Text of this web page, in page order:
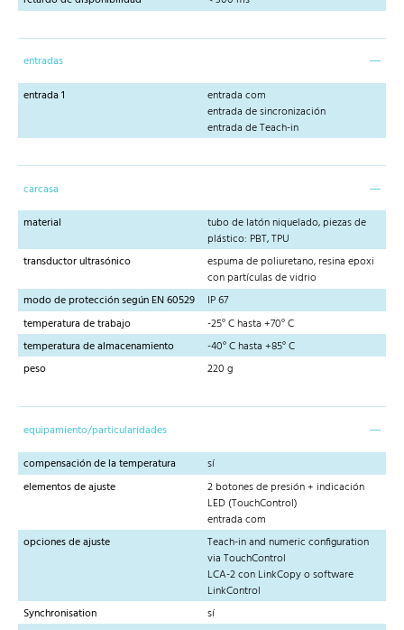
entradas
entrada 1
entrada com
entrada de sincronización
entrada de Teach-in
carcasa
material
tubo de latón niquelado, piezas de
plástico: PBT, TPU
transductor ultrasónico
espuma de poliuretano, resina epoxi
con partículas de vidrio
modo de protección según EN 60529
IP 67
temperatura de trabajo
-25° C hasta +70° C
temperatura de almacenamiento
-40° C hasta +85° C
peso
220 g
equipamiento/particularidades
compensación de la temperatura
sí
elementos de ajuste
2 botones de presión + indicación
LED (TouchControl)
entrada com
opciones de ajuste
Teach-in and numeric configuration
via TouchControl
LCA-2 con LinkCopy o software
LinkControl
Synchronisation
sí